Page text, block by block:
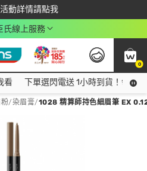
動詳情請點我
最高回饋$350
氏線上服務
0
看 下單選閃電送 1小時到貨！領神
/染眉膏/1028 精算師持色細眉筆 EX